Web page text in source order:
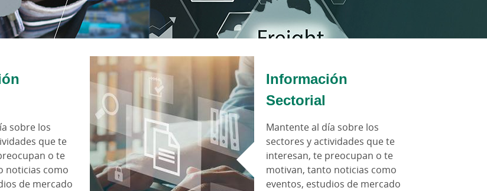
sobre los
que te
o te
noticias como
de mercado
Información
Sectorial
Mantente al día sobre los
sectores y actividades que te
interesan, te preocupan o te
motivan, tanto noticias como
eventos, estudios de mercado